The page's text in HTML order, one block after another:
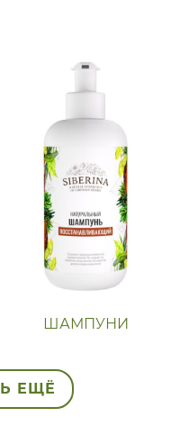
ШАМПУНИ
ЕЩЁ